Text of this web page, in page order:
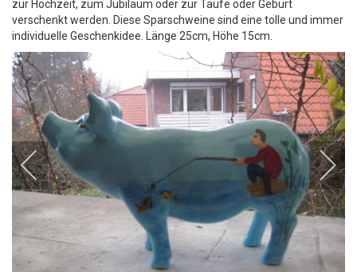
zur Hochzeit, zum Jubiläum oder zur Taufe oder Geburt
verschenkt werden. Diese Sparschweine sind eine tolle und immer
individuelle Geschenkidee. Länge 25cm, Höhe 15cm.